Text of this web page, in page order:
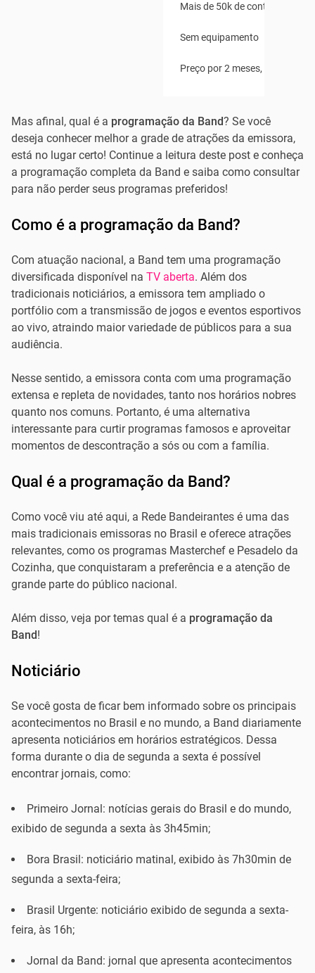
Mais de 50k de conteúdo On
Sem equipamento
Preço por 2 meses, após
Mas afinal, qual é a programação da Band? Se você
deseja conhecer melhor a grade de atrações da emissora,
está no lugar certo! Continue a leitura deste post e conheça
a programação completa da Band e saiba como consultar
para não perder seus programas preferidos!
Como é a programação da Band?
Com atuação nacional, a Band tem uma programação
diversificada disponível na TV aberta. Além dos
tradicionais noticiários, a emissora tem ampliado o
portfólio com a transmissão de jogos e eventos esportivos
ao vivo, atraindo maior variedade de públicos para a sua
audiência.
Nesse sentido, a emissora conta com uma programação
extensa e repleta de novidades, tanto nos horários nobres
quanto nos comuns. Portanto, é uma alternativa
interessante para curtir programas famosos e aproveitar
momentos de descontração a sós ou com a família.
Qual é a programação da Band?
Como você viu até aqui, a Rede Bandeirantes é uma das
mais tradicionais emissoras no Brasil e oferece atrações
relevantes, como os programas Masterchef e Pesadelo da
Cozinha, que conquistaram a preferência e a atenção de
grande parte do público nacional.
Além disso, veja por temas qual é a programação da
Band!
Noticiário
Se você gosta de ficar bem informado sobre os principais
acontecimentos no Brasil e no mundo, a Band diariamente
apresenta noticiários em horários estratégicos. Dessa
forma durante o dia de segunda a sexta é possível
encontrar jornais, como:
Primeiro Jornal: notícias gerais do Brasil e do mundo,
exibido de segunda a sexta às 3h45min;
Bora Brasil: noticiário matinal, exibido às 7h30min de
segunda a sexta-feira;
Brasil Urgente: noticiário exibido de segunda a sexta-
feira, às 16h;
Jornal da Band: jornal que apresenta acontecimentos